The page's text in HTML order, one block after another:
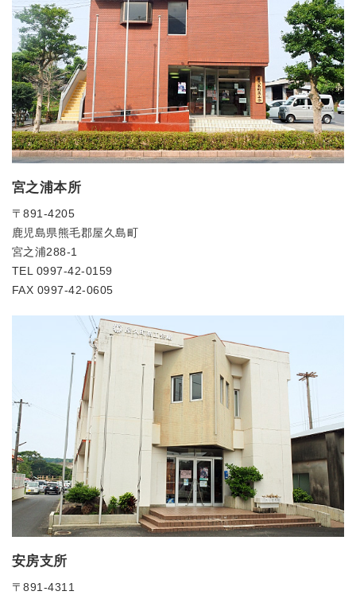
宮之浦本所
〒891-4205
鹿児島県熊毛郡屋久島町
宮之浦288-1
TEL 0997-42-0159
FAX 0997-42-0605
安房支所
〒891-4311